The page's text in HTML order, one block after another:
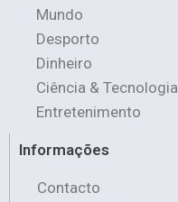
Mundo
Desporto
Dinheiro
Ciência & Tecnologia
Entretenimento
Informações
Contacto